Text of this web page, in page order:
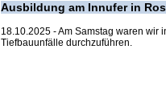
Ausbildung am Innufer in
18.10.2025 - Am Samstag waren wir
Tiefbauunfälle durchzuführen.